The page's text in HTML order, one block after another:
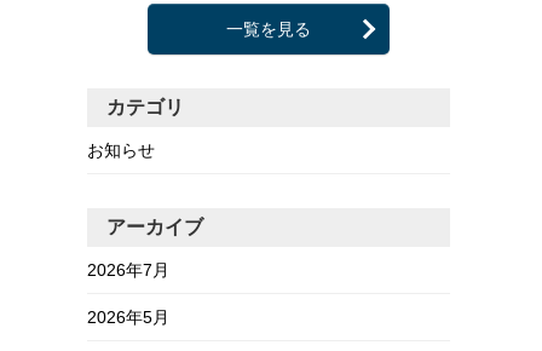
一覧を見る
カテゴリ
お知らせ
アーカイブ
2026年7月
2026年5月